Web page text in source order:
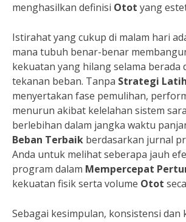
menghasilkan definisi Otot yang
Istirahat yang cukup di malam hari
mana tubuh benar-benar
kekuatan yang hilang selama berada
tekanan beban. Tanpa Strategi
menyertakan fase pemulihan,
menurun akibat kelelahan sistem
berlebihan dalam jangka waktu
Beban Terbaik berdasarkan jurnal
Anda untuk melihat seberapa jauh
program dalam Mempercepat
kekuatan fisik serta volume Otot
Sebagai kesimpulan, konsistensi dan